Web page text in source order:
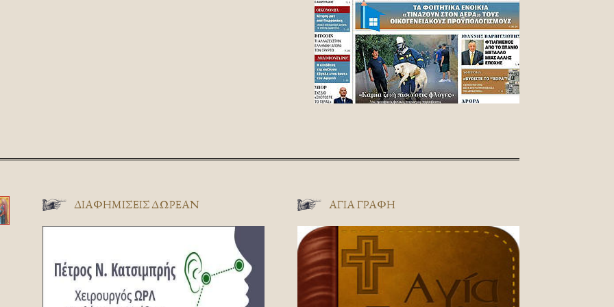
ΔΙΑΦΗΜΊΣΕΙΣ ΔΩΡΕΆΝ ΑΓΊΑ ΓΡΑΦΉ